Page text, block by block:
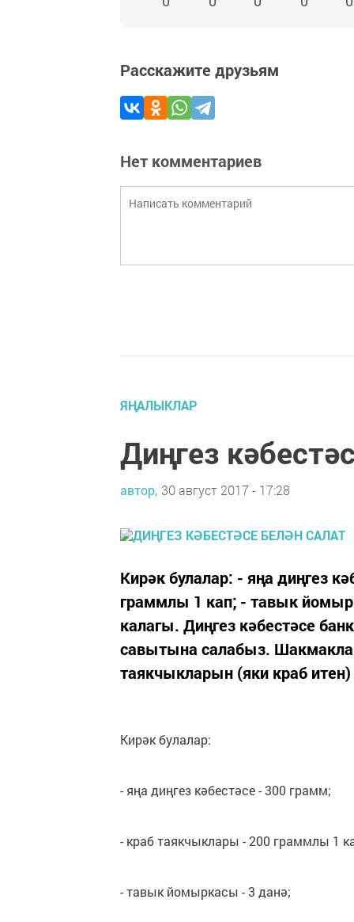
Расскажите друзьям
Нет комментариев
ЯҢАЛЫКЛАР
Диңгез
автор, 30 август 2017 - 17:28
Кирәк булалар: - яңа диңгез
граммлы 1 кап; - тавык
калагы. Диңгез кәбестәсе
савытына салабыз.
таякчыкларын (яки краб
Кирәк булалар:
- яңа диңгез кәбестәсе - 300 грамм;
- краб таякчыклары - 200 граммлы 1
- тавык йомыркасы - 3 данә;